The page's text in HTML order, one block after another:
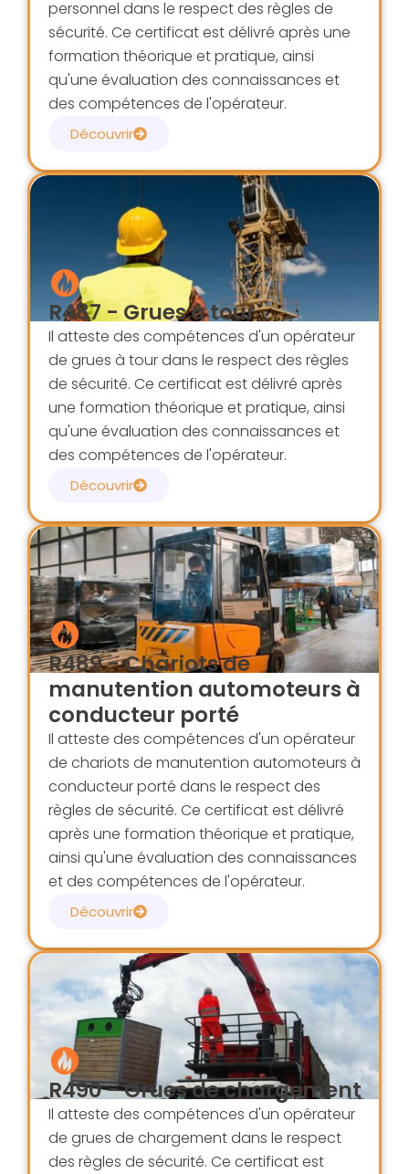
personnel dans le respect des règles de
sécurité. Ce certificat est délivré après une
formation théorique et pratique, ainsi
qu'une évaluation des connaissances et
des compétences de l'opérateur.
Découvrir
R487 - Grues à tour
Il atteste des compétences d'un opérateur
de grues à tour dans le respect des règles
de sécurité. Ce certificat est délivré après
une formation théorique et pratique, ainsi
qu'une évaluation des connaissances et
des compétences de l'opérateur.
Découvrir
R489 - Chariots de
manutention automoteurs à
conducteur porté
Il atteste des compétences d'un opérateur
de chariots de manutention automoteurs à
conducteur porté dans le respect des
règles de sécurité. Ce certificat est délivré
après une formation théorique et pratique,
ainsi qu'une évaluation des connaissances
et des compétences de l'opérateur.
Découvrir
R490 - Grues de chargement
Il atteste des compétences d'un opérateur
de grues de chargement dans le respect
des règles de sécurité. Ce certificat est